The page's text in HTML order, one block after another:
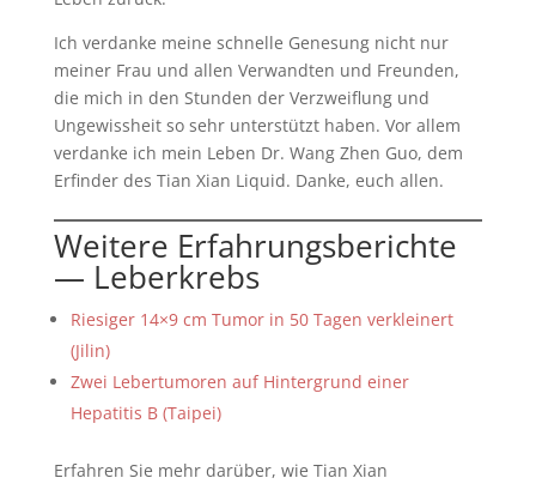
Ich verdanke meine schnelle Genesung nicht nur
meiner Frau und allen Verwandten und Freunden,
die mich in den Stunden der Verzweiflung und
Ungewissheit so sehr unterstützt haben. Vor allem
verdanke ich mein Leben Dr. Wang Zhen Guo, dem
Erfinder des Tian Xian Liquid. Danke, euch allen.
Weitere Erfahrungsberichte
— Leberkrebs
Riesiger 14×9 cm Tumor in 50 Tagen verkleinert
(Jilin)
Zwei Lebertumoren auf Hintergrund einer
Hepatitis B (Taipei)
Erfahren Sie mehr darüber, wie Tian Xian